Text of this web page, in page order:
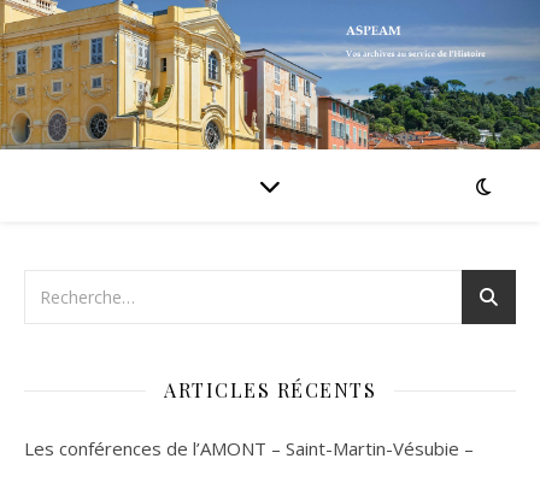
ARTICLES RÉCENTS
Les conférences de l’AMONT – Saint-Martin-Vésubie –